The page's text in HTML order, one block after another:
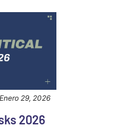
Enero 29, 2026
2026